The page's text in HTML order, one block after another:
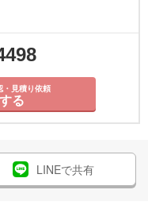
・見積り依頼
る
LINEで共有